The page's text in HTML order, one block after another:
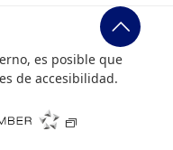
es posible que
de accesibilidad.